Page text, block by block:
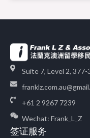
Suite 7, Level 2,
+61 2 9267 7239
Wechat: Frank_L_Z
签证服务